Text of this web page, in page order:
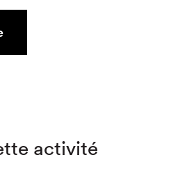
activité